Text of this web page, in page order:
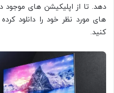
های مورد نظر خود را دانلود
کنید.